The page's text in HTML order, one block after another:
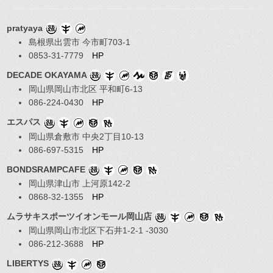
pratyaya
島根県出雲市 今市町703-1
0853-31-7779 HP
DECADE OKAYAMA
岡山県岡山市北区 平和町6-13
086-224-0430 HP
エスパス
岡山県倉敷市 中央2丁目10-13
086-697-5315 HP
BONDSRAMPCAFE
岡山県津山市 上河原142-2
0868-32-1355 HP
ムラサキスポーツイオンモール岡山店
岡山県岡山市北区下石井1-2-1 -3030
086-212-3688 HP
LIBERTYS